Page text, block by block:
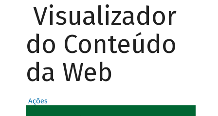
Visualizador
do Conteúdo
da Web
Ações